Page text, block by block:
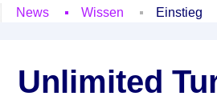
News
Wissen Einstieg
Unlimited